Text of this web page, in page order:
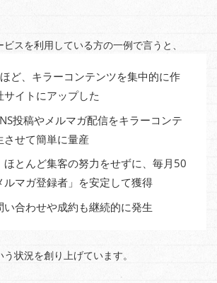
スを利用している方の一例で言うと、
ど、キラーコンテンツを集中的に作
サイトにアップした
投稿やメルマガ配信をキラーコンテ
させて簡単に量産
ほとんど集客の努力をせずに、毎月50
ルマガ登録者」を安定して獲得
い合わせや成約も継続的に発生
う状況を創り上げています。